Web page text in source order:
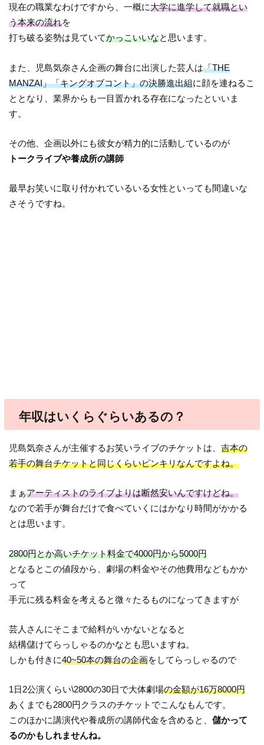
現在の職業なわけですから、一概に大学に進学して就職とい
う本来の流れを
打ち破る姿勢は見ていてかっこいいなと思います。
また、児島気奈さん企画の舞台に出演した芸人は「THE
MANZAI」「キングオブコント」の決勝進出組に顔を連ねるこ
ととなり、業界からも一目置かれる存在になったといいま
す。
その他、企画以外にも彼女が精力的に活動しているのが
トークライブや養成所の講師
最早お笑いに取り付かれているいる女性といっても間違いな
さそうですね。
年収はいくらぐらいあるの？
児島気奈さんが主催するお笑いライブのチケットは、吉本の
若手の舞台チケットと同じくらいピンキリなんですよね。
まぁアーティストのライブよりは断然安いんですけどね。
なので若手が舞台だけで食べていくにはかなり時間がかかる
とは思います。
2800円とか高いチケット料金で4000円から5000円
となるとこの値段から、劇場の料金やその他費用などもかか
って
手元に残る料金を考えると微々たるものになってきますが
芸人さんにそこまで給料がいかないとなると
結構儲けてらっしゃるのかなとも思いますね。
しかも付きに40~50本の舞台の企画をしてらっしゃるので
1日2公演くらい\2800の30日で大体劇場の金額が16万8000円
あくまでも2800円クラスのチケットでこんなもんです。
このほかに講演代や養成所の講師代金を含めると、儲かって
るのかもしれませんね。